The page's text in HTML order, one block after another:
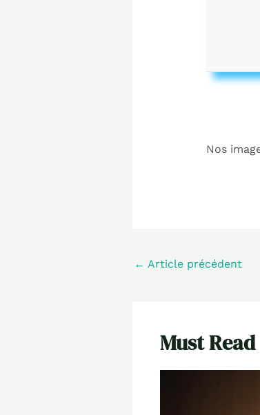
Nos
← Article précédent
Must Read